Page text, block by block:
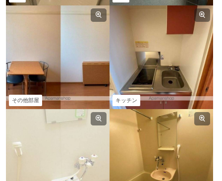
その他部屋 キッチン